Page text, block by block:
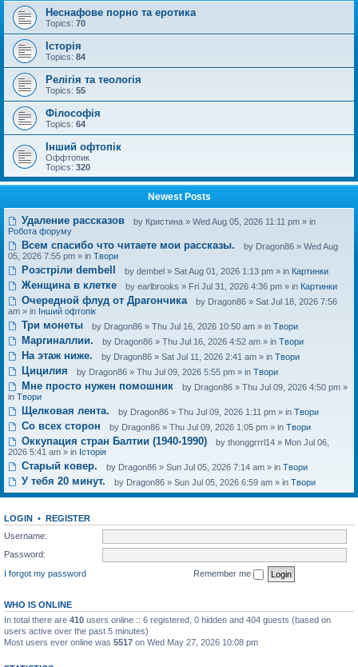
Неснафове порно та еротика
Topics: 70
Історія
Topics: 84
Релігія та теологія
Topics: 55
Філософія
Topics: 64
Інший офтопік
Оффтопик
Topics: 320
Newest Posts
Удаление рассказов by Кристина» Wed Aug 05, 2026 11:11 pm » in
Робота форуму
Всем спасибо что читаете мои рассказы. by Dragon86» Wed Aug
05, 2026 7:55 pm » in Твори
Розстріли dembell by dembel» Sat Aug 01, 2026 1:13 pm » in Картинки
Женщина в клетке by earlbrooks » Fri Jul 31, 2026 4:36 pm » in Картинки
Очередной флуд от Драгончика by Dragon86» Sat Jul 18, 2026 7:56
am » in Інший офтопік
Три монеты by Dragon86» Thu Jul 16, 2026 10:50 am » in Твори
Маргиналлии. by Dragon86» Thu Jul 16, 2026 4:52 am » in Твори
На этаж ниже. by Dragon86» Sat Jul 11, 2026 2:41 am » in Твори
Цицилия by Dragon86» Thu Jul 09, 2026 5:55 pm » in Твори
Мне просто нужен помошник by Dragon86» Thu Jul 09, 2026 4:50 pm »
in Твори
Щелковая лента. by Dragon86» Thu Jul 09, 2026 1:11 pm » in Твори
Со всех сторон by Dragon86» Thu Jul 09, 2026 1:05 pm » in Твори
Оккупация стран Балтии (1940-1990) by thonggrrrl14» Mon Jul 06,
2026 5:41 am » in Історія
Старый ковер. by Dragon86» Sun Jul 05, 2026 7:14 am » in Твори
У тебя 20 минут. by Dragon86» Sun Jul 05, 2026 6:59 am » in Твори
LOGIN • REGISTER
Username:
Password:
I forgot my password
Remember me
WHO IS ONLINE
In total there are 410 users online :: 6 registered, 0 hidden and 404 guests (based on
users active over the past 5 minutes)
Most users ever online was 5517 on Wed May 27, 2026 10:08 pm